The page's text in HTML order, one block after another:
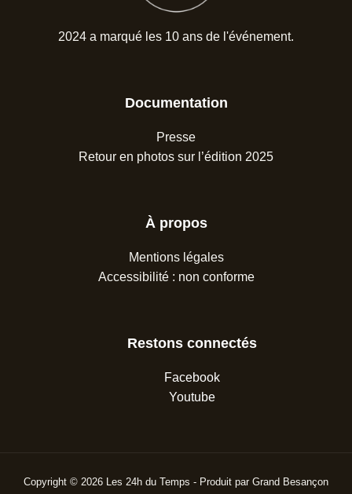
2024 a marqué les 10 ans de l'événement.
Documentation
Presse
Retour en photos sur l’édition 2025
À propos
Mentions légales
Accessibilité : non conforme
Restons connectés
Facebook
Youtube
Copyright © 2026 Les 24h du Temps - Produit par Grand Besançon